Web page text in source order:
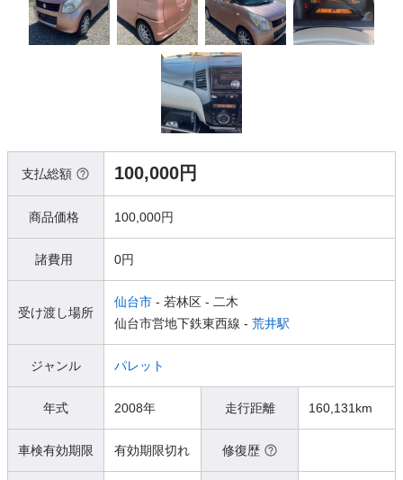
支払総額 100,000円
商品価格 100,000円
諸費用 0円
受け渡し場所
仙台市 - 若林区 - 二木
仙台市営地下鉄東西線 - 荒井駅
ジャンル パレット
年式 2008年 走行距離 160,131km
車検有効期限 有効期限切れ 修復歴